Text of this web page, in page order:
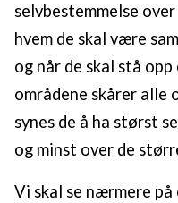
selvbestemmelse
hvem de skal være
og når de skal stå opp
områdene skårer alle
synes de å ha størst
og minst over de
Vi skal se nærmere